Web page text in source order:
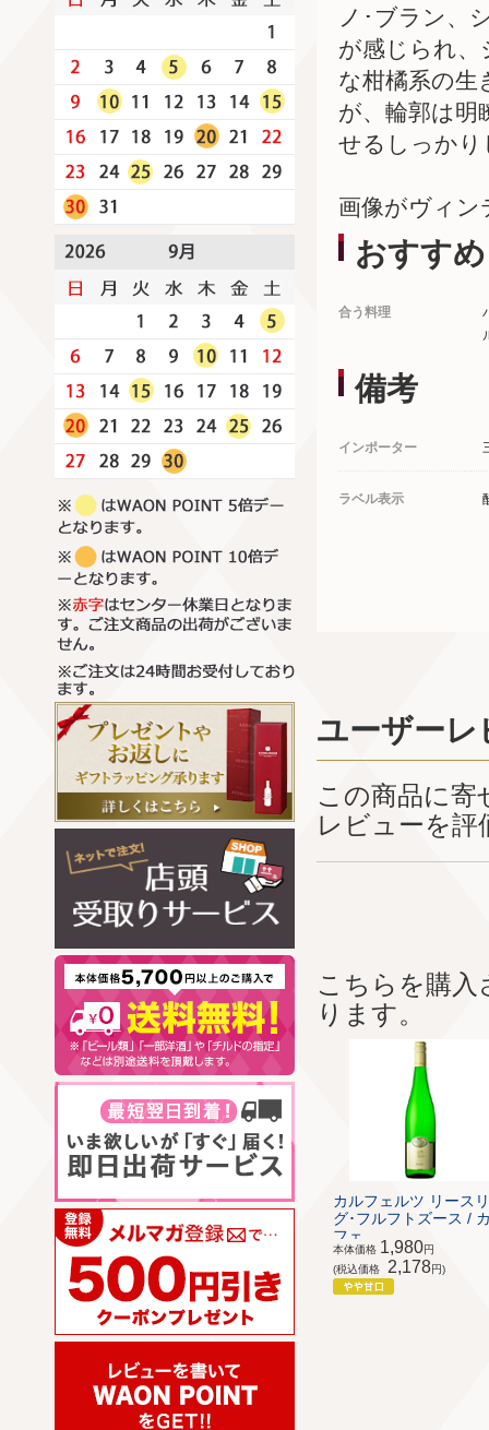
ノ･ブラン、
が感じられ
な柑橘系の
が、輪郭は明
せるしっかり
画像がヴィン
おすすめ
合う料理
備考
インポーター
ラベル表示
ユーザーレ
この商品に
レビューを評
こちらを購
ります。
カルフェルツ リース
グ･フルフトズース /
フェ...
本体価格 1,980円
(税込価格
2,178円)